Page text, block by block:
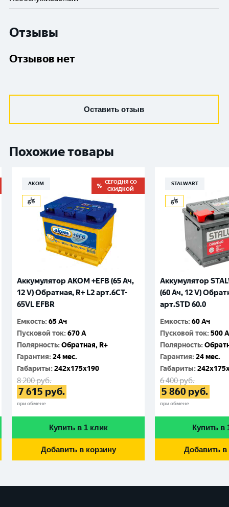
Отзывы
Отзывов нет
Оставить отзыв
Похожие товары
АКОМ
СЕГОДНЯ СО
СКИДКОЙ
Аккумулятор AKOM +EFB (65 Ач,
12 V) Обратная, R+ L2 арт.6CT-
65VL EFBR
Емкость:65 Ач
Пусковой ток:670 A
Полярность:Обратная, R+
Гарантия:24 мес.
Габариты:242x175x190
8 200руб.
7 615 руб.
при обмене
Купить в 1 клик
Добавить в корзину
STALWART
Аккумулятор
(60 Ач, 12 V)
арт.STD 60.0
Емкость:60 Ач
Пусковой ток:500 A
Полярность:
Гарантия:24 мес.
Габариты:
6 400руб.
5 860 руб.
при обмене
Купить в
Добавить в